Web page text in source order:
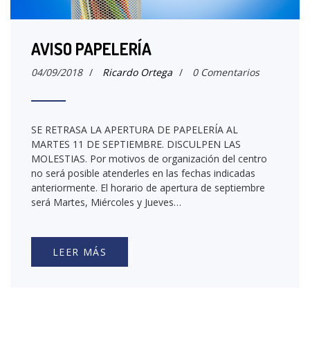
AVISO PAPELERÍA
04/09/2018 / Ricardo Ortega / 0 Comentarios
SE RETRASA LA APERTURA DE PAPELERÍA AL
MARTES 11 DE SEPTIEMBRE. DISCULPEN LAS
MOLESTIAS. Por motivos de organización del centro
no será posible atenderles en las fechas indicadas
anteriormente. El horario de apertura de septiembre
será Martes, Miércoles y Jueves…
LEER MÁS